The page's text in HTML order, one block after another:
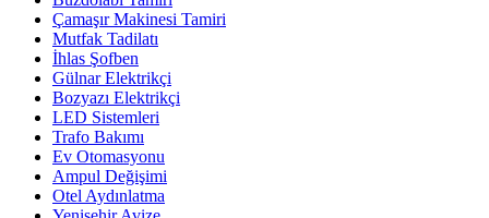
Çamaşır Makinesi Tamiri
Mutfak Tadilatı
İhlas Şofben
Gülnar Elektrikçi
Bozyazı Elektrikçi
LED Sistemleri
Trafo Bakımı
Ev Otomasyonu
Ampul Değişimi
Otel Aydınlatma